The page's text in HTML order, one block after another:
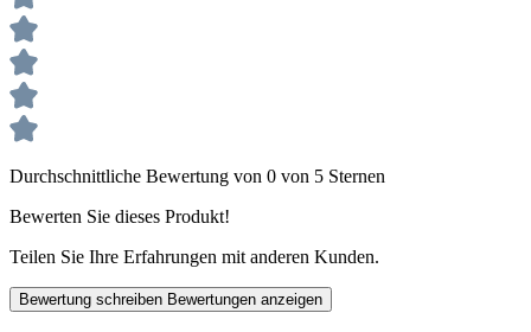
Durchschnittliche Bewertung von 0 von 5 Sternen
Bewerten Sie dieses Produkt!
Teilen Sie Ihre Erfahrungen mit anderen Kunden.
Bewertung schreiben Bewertungen anzeigen